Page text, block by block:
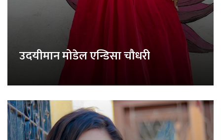
उदयीमान मोडेल एन्डिसा चौधरी